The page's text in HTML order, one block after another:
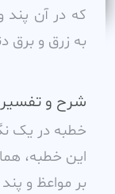
که در آن پند
به زرق و برق
شرح و تفسیر
خطبه در يک
اين خطبه،
بر مواعظ و